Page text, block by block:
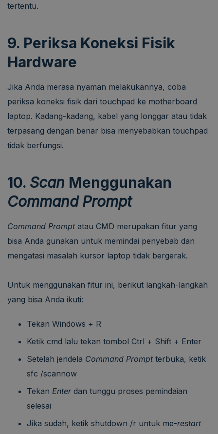
tertentu.
9. Periksa Koneksi Fisik
Hardware
Jika Anda merasa nyaman melakukannya, coba
periksa koneksi fisik dari touchpad ke motherboard
laptop. Kadang-kadang, kabel yang longgar atau tidak
terpasang dengan benar bisa menyebabkan touchpad
tidak berfungsi.
10. Scan Menggunakan
Command Prompt
Command Promptatau CMD merupakan fitur yang
bisa Anda gunakan untuk memindai penyebab dan
mengatasi masalah kursor laptop tidak bergerak.
Untuk menggunakan fitur ini, berikut langkah-langkah
yang bisa Anda ikuti:
Tekan Windows + R
Ketik cmd lalu tekan tombol Ctrl + Shift + Enter
Setelah jendela Command Prompt terbuka, ketik
sfc /scannow
Tekan Enter dan tunggu proses pemindaian
selesai
Jika sudah, ketik shutdown /r untuk me-restart